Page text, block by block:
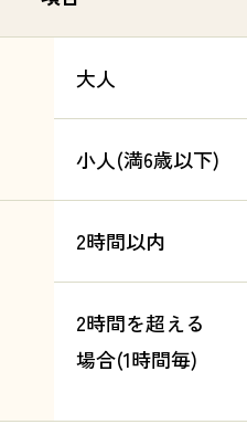
大人
小人(満6歳以下)
2時間以内
2時間を超える
場合(1時間毎)